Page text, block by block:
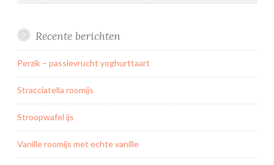
Recente berichten
Perzik – passievrucht yoghurttaart
Stracciatella roomijs
Stroopwafel ijs
Vanille roomijs met echte vanille